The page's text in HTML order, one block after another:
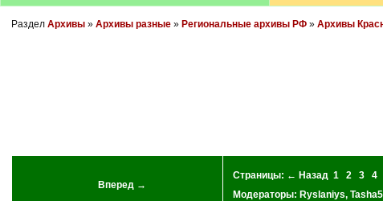
Раздел Архивы» Архивы разные» Региональные архивы РФ» Архивы
Вперед →
Страницы: ← Назад 1 2 3 4
Модераторы: Ryslaniys,